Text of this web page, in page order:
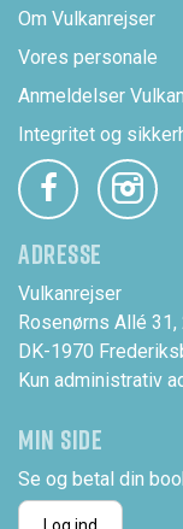
Om Vulkanrejser
Vores personale
Anmeldelser
Integritet og
ADRESSE
Vulkanrejser
Rosenørns Allé 31,
DK-1970
Kun administrativ
MIN SIDE
Se og betal din